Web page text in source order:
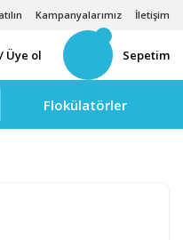
Kampanyalarımız İletişim
Üye ol Sepetim
Flokülatörler